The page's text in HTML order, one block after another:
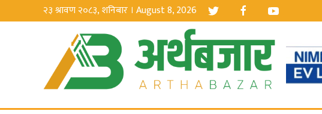
२३ श्रावण २०८३, शनिबार । August 8, 2026